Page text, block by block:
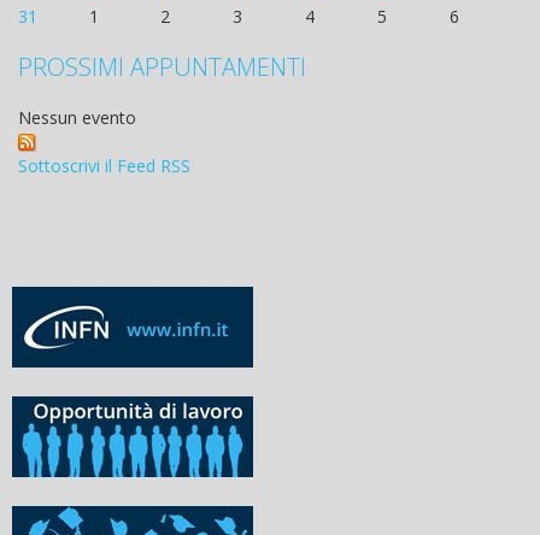
31
1 2 3 4 5 6
PROSSIMI APPUNTAMENTI
Nessun evento
Sottoscrivi il Feed RSS